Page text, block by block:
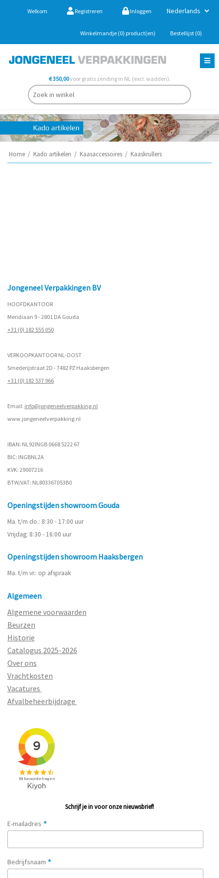
Welkom Registreren Inloggen
Winkelmandje (0) product(en) Bestellijst (0)
€ 350,00voor gratis zending in NL (excl. wadden).
Home / Kado artikelen / Kaasaccessoires / Kaaskrullers
Jongeneel Verpakkingen BV
HOOFDKANTOOR
Meridiaan 9 - 2801 DA Gouda
+31 (0) 182 555 050
VERKOOPKANTOOR NL-OOST
Smederijstraat 2D - 7482 PZ Haaksbergen
+31 (0) 182 537 966
Email: info@jongeneelverpakking.nl
www.jongeneelverpakking.nl
IBAN: NL92INGB 0668 5222 67
BIC: INGBNL2A
KVK: 29007216
BTW/VAT: NL803367053B0
Openingstijden showroom Gouda
Ma. t/m do.: 8:30 - 17:00 uur
Vrijdag: 8:30 - 16:00 uur
Openingstijden showroom Haaksbergen
Ma. t/m vr.: op afspraak
Algemeen
Algemene voorwaarden
Beurzen
Historie
Catalogus 2025-2026
Over ons
Vrachtkosten
Vacatures
Afvalbeheerbijdrage
Schrijf je in voor onze nieuwsbrief!
E-mailadres *
Bedrijfsnaam *